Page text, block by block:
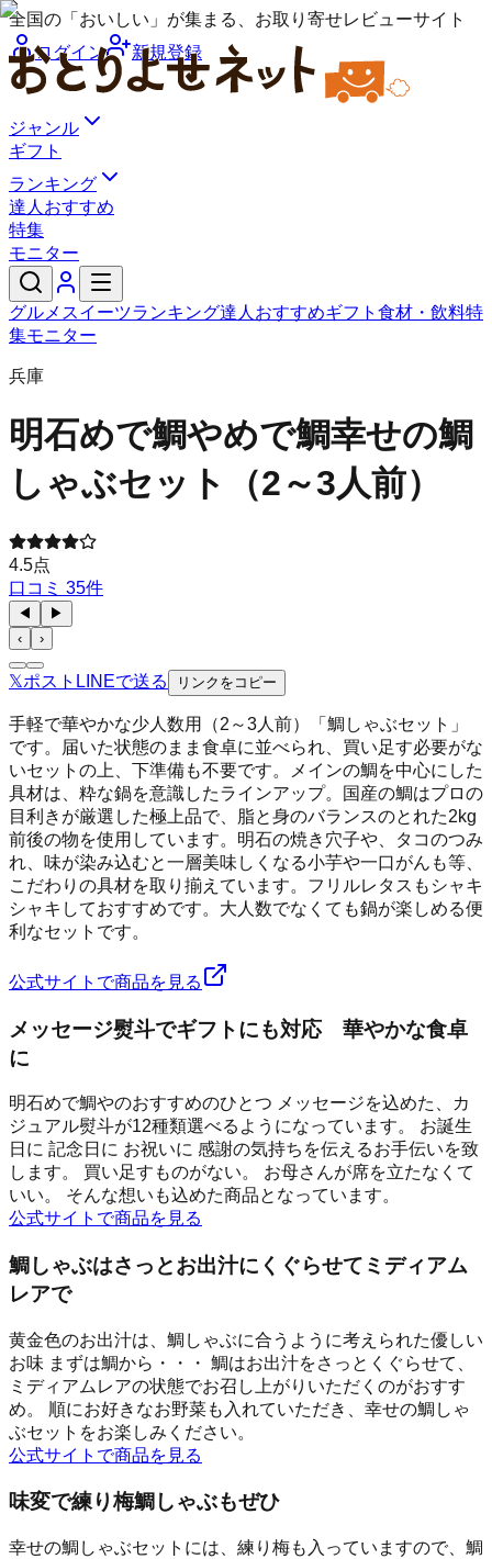
全国の「おいしい」が集まる、お取り寄せレビューサイト
ログイン
新規登録
ジャンル
ギフト
ランキング
達人おすすめ
特集
モニター
グルメ スイーツランキング達人おすすめギフト 食材・飲料特
集モニター
兵庫
明石めで鯛やめで鯛幸せの鯛
しゃぶセット（2～3人前）
4.5点
口コミ 35件
◀
▶
‹
›
𝕏ポスト LINEで送る リンクをコピー
手軽で華やかな少人数用（2～3人前）「鯛しゃぶセット」
です。届いた状態のまま食卓に並べられ、買い足す必要がな
いセットの上、下準備も不要です。メインの鯛を中心にした
具材は、粋な鍋を意識したラインアップ。国産の鯛はプロの
目利きが厳選した極上品で、脂と身のバランスのとれた2kg
前後の物を使用しています。明石の焼き穴子や、タコのつみ
れ、味が染み込むと一層美味しくなる小芋や一口がんも等、
こだわりの具材を取り揃えています。フリルレタスもシャキ
シャキしておすすめです。大人数でなくても鍋が楽しめる便
利なセットです。
公式サイトで商品を見る
メッセージ熨斗でギフトにも対応 華やかな食卓
に
明石めで鯛やのおすすめのひとつ メッセージを込めた、カ
ジュアル熨斗が12種類選べるようになっています。 お誕生
日に 記念日に お祝いに 感謝の気持ちを伝えるお手伝いを致
します。 買い足すものがない。 お母さんが席を立たなくて
いい。 そんな想いも込めた商品となっています。
公式サイトで商品を見る
鯛しゃぶはさっとお出汁にくぐらせてミディアム
レアで
黄金色のお出汁は、鯛しゃぶに合うように考えられた優しい
お味 まずは鯛から・・・ 鯛はお出汁をさっとくぐらせて、
ミディアムレアの状態でお召し上がりいただくのがおすす
め。 順にお好きなお野菜も入れていただき、幸せの鯛しゃ
ぶセットをお楽しみください。
公式サイトで商品を見る
味変で練り梅鯛しゃぶもぜひ
幸せの鯛しゃぶセットには、練り梅も入っていますので、鯛